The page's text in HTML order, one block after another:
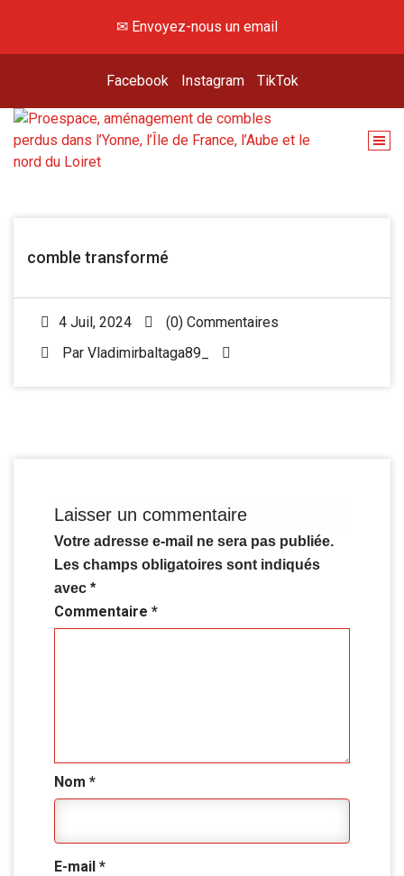
✉ Envoyez-nous un email
Facebook Instagram TikTok
comble transformé
4 Juil, 2024
(0) Commentaires
Par Vladimirbaltaga89_
Laisser un commentaire
Votre adresse e-mail ne sera pas publiée.
Les champs obligatoires sont indiqués
avec *
Commentaire *
Nom *
E-mail *